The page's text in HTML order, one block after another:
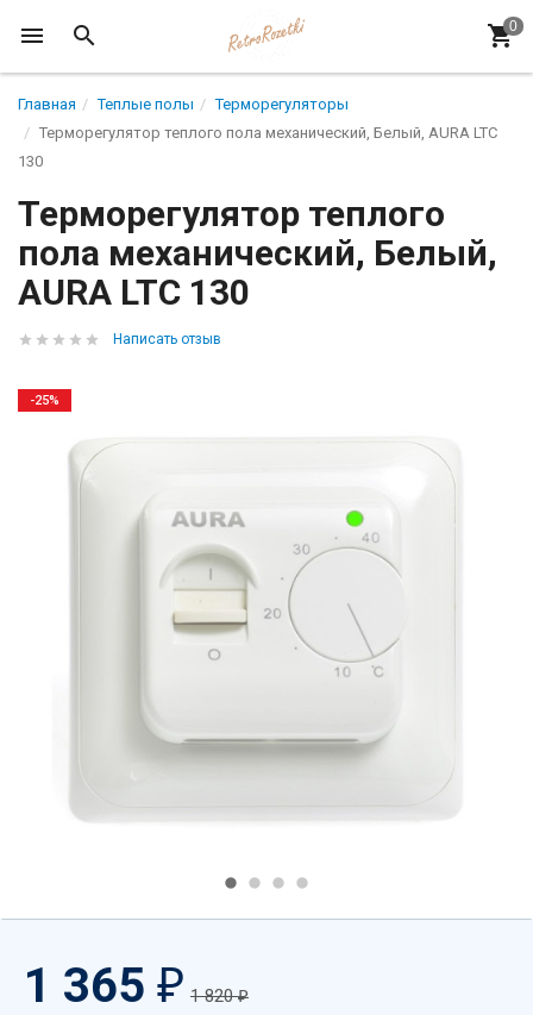
Главная Теплые полы
Терморегуляторы
Терморегулятор теплого пола механический, Белый, AURA LTC
130
Терморегулятор теплого
пола механический, Белый,
AURA LTC 130
Написать отзыв
-25%
1 365 ₽ 1 820₽